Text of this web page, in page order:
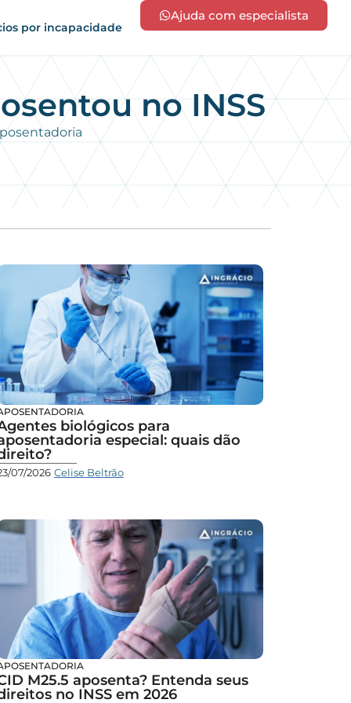
por incapacidade
Ajuda com especialista
no INSS
biológicos para
especial: quais dão
07/2026 Celise Beltrão
M25.5 aposenta? Entenda seus
no INSS em 2026